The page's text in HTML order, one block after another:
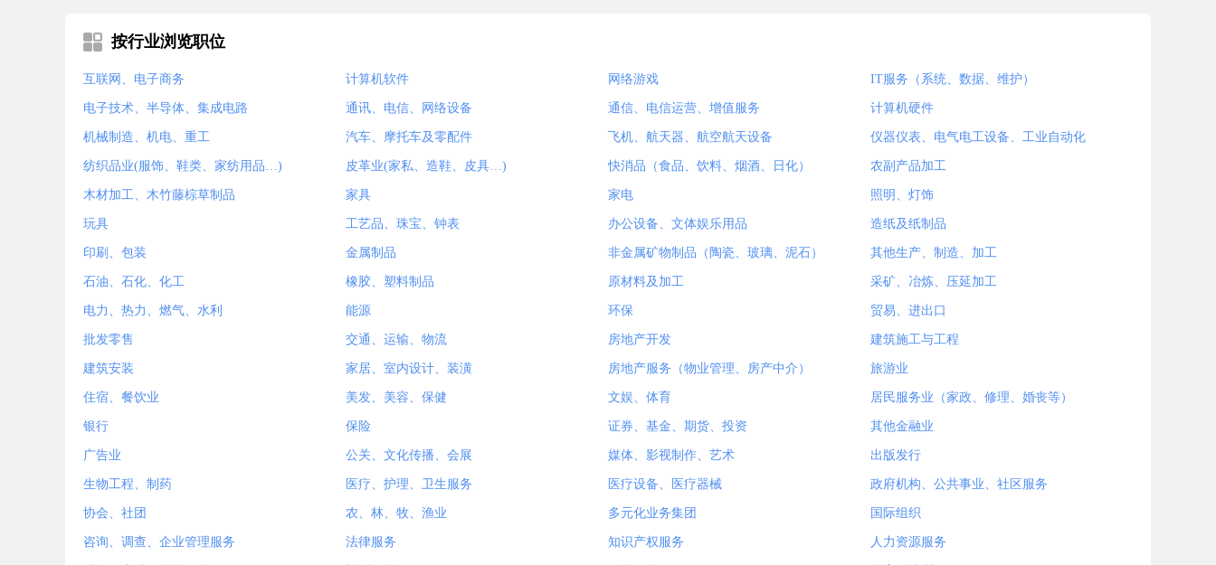
按行业浏览职位
互联网、电子商务 计算机软件 网络游戏 IT服务（系统、数据、维护）
电子技术、半导体、集成电路 通讯、电信、网络设备 通信、电信运营、增值服务 计算机硬件
机械制造、机电、重工 汽车、摩托车及零配件 飞机、航天器、航空航天设备 仪器仪表、电气电工设备、工业自动化
纺织品业(服饰、鞋类、家纺用品…) 皮革业(家私、造鞋、皮具…) 快消品（食品、饮料、烟酒、日化） 农副产品加工
木材加工、木竹藤棕草制品 家具 家电 照明、灯饰
玩具 工艺品、珠宝、钟表 办公设备、文体娱乐用品 造纸及纸制品
印刷、包装 金属制品 非金属矿物制品（陶瓷、玻璃、泥石） 其他生产、制造、加工
石油、石化、化工 橡胶、塑料制品 原材料及加工 采矿、冶炼、压延加工
电力、热力、燃气、水利 能源 环保 贸易、进出口
批发零售 交通、运输、物流 房地产开发 建筑施工与工程
建筑安装 家居、室内设计、装潢 房地产服务（物业管理、房产中介） 旅游业
住宿、餐饮业 美发、美容、保健 文娱、体育 居民服务业（家政、修理、婚丧等）
银行 保险 证券、基金、期货、投资 其他金融业
广告业 公关、文化传播、会展 媒体、影视制作、艺术 出版发行
生物工程、制药 医疗、护理、卫生服务 医疗设备、医疗器械 政府机构、公共事业、社区服务
协会、社团 农、林、牧、渔业 多元化业务集团 国际组织
咨询、调查、企业管理服务 法律服务 知识产权服务 人力资源服务